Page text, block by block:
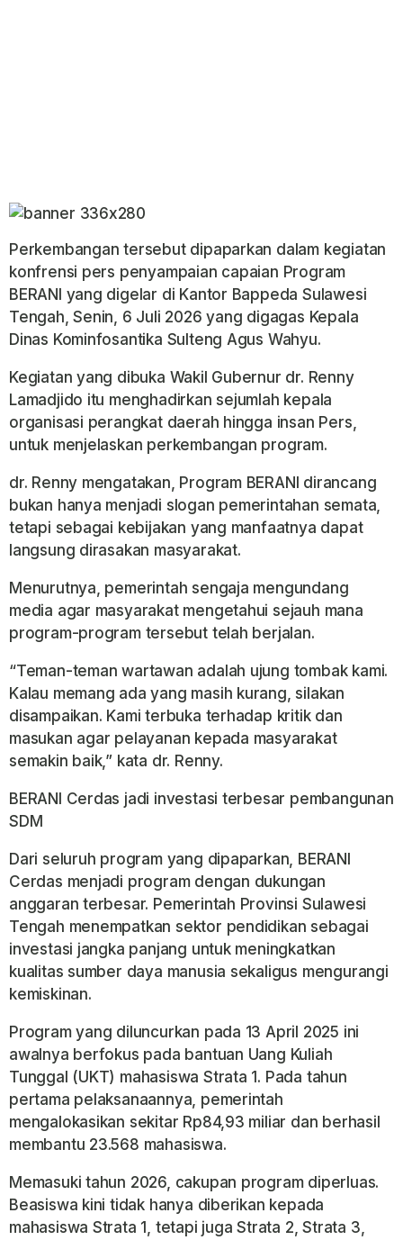
Perkembangan tersebut dipaparkan dalam kegiatan
konfrensi pers penyampaian capaian Program
BERANI yang digelar di Kantor Bappeda Sulawesi
Tengah, Senin, 6 Juli 2026 yang digagas Kepala
Dinas Kominfosantika Sulteng Agus Wahyu.
Kegiatan yang dibuka Wakil Gubernur dr. Renny
Lamadjido itu menghadirkan sejumlah kepala
organisasi perangkat daerah hingga insan Pers,
untuk menjelaskan perkembangan program.
dr. Renny mengatakan, Program BERANI dirancang
bukan hanya menjadi slogan pemerintahan semata,
tetapi sebagai kebijakan yang manfaatnya dapat
langsung dirasakan masyarakat.
Menurutnya, pemerintah sengaja mengundang
media agar masyarakat mengetahui sejauh mana
program-program tersebut telah berjalan.
“Teman-teman wartawan adalah ujung tombak kami.
Kalau memang ada yang masih kurang, silakan
disampaikan. Kami terbuka terhadap kritik dan
masukan agar pelayanan kepada masyarakat
semakin baik,” kata dr. Renny.
BERANI Cerdas jadi investasi terbesar pembangunan
SDM
Dari seluruh program yang dipaparkan, BERANI
Cerdas menjadi program dengan dukungan
anggaran terbesar. Pemerintah Provinsi Sulawesi
Tengah menempatkan sektor pendidikan sebagai
investasi jangka panjang untuk meningkatkan
kualitas sumber daya manusia sekaligus mengurangi
kemiskinan.
Program yang diluncurkan pada 13 April 2025 ini
awalnya berfokus pada bantuan Uang Kuliah
Tunggal (UKT) mahasiswa Strata 1. Pada tahun
pertama pelaksanaannya, pemerintah
mengalokasikan sekitar Rp84,93 miliar dan berhasil
membantu 23.568 mahasiswa.
Memasuki tahun 2026, cakupan program diperluas.
Beasiswa kini tidak hanya diberikan kepada
mahasiswa Strata 1, tetapi juga Strata 2, Strata 3,